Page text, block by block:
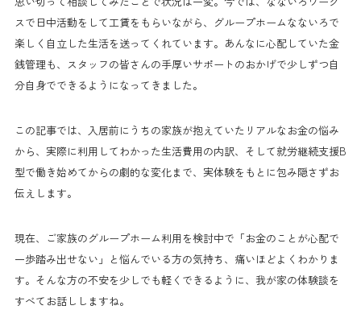
スで日中活動をして工賃をもらいながら、グループホームなないろで
楽しく自立した生活を送ってくれています。あんなに心配していた金
銭管理も、スタッフの皆さんの手厚いサポートのおかげで少しずつ自
分自身でできるようになってきました。
この記事では、入居前にうちの家族が抱えていたリアルなお金の悩み
から、実際に利用してわかった生活費用の内訳、そして就労継続支援B
型で働き始めてからの劇的な変化まで、実体験をもとに包み隠さずお
伝えします。
現在、ご家族のグループホーム利用を検討中で「お金のことが心配で
一歩踏み出せない」と悩んでいる方の気持ち、痛いほどよくわかりま
す。そんな方の不安を少しでも軽くできるように、我が家の体験談を
すべてお話ししますね。